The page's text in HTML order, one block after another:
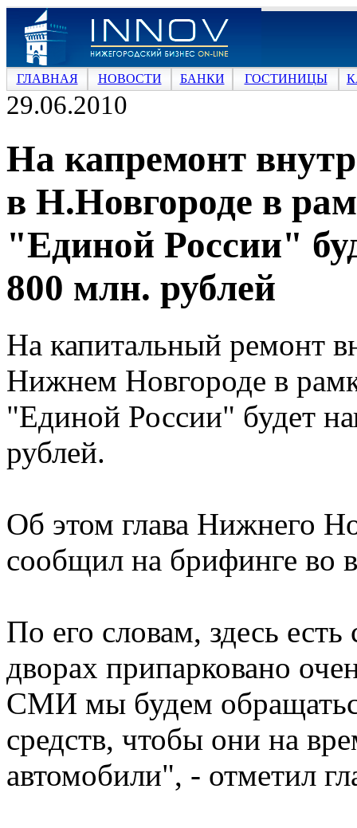
ГЛАВНАЯ НОВОСТИ БАНКИ ГОСТИНИЦЫ
29.06.2010
На капремонт
в Н.Новгороде в
"Единой России"
800 млн. рублей
На капитальный ремонт
Нижнем Новгороде в
"Единой России" будет
рублей.
Об этом глава Нижнего
сообщил на брифинге во
По его словам, здесь
дворах припарковано
СМИ мы будем
средств, чтобы они на
автомобили", - отметил